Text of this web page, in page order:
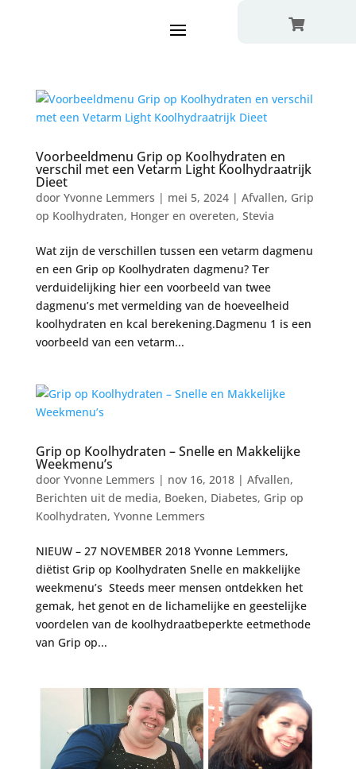

Voorbeeldmenu Grip op Koolhydraten en
verschil met een Vetarm Light Koolhydraatrijk
Dieet
door Yvonne Lemmers | mei 5, 2024| Afvallen, Grip
op Koolhydraten, Honger en overeten, Stevia
Wat zijn de verschillen tussen een vetarm dagmenu
en een Grip op Koolhydraten dagmenu? Ter
verduidelijking hier een voorbeeld van twee
dagmenu’s met vermelding van de hoeveelheid
koolhydraten en kcal berekening.Dagmenu 1 is een
voorbeeld van een vetarm...
Grip op Koolhydraten – Snelle en Makkelijke
Weekmenu’s
door Yvonne Lemmers | nov 16, 2018| Afvallen,
Berichten uit de media, Boeken, Diabetes, Grip op
Koolhydraten, Yvonne Lemmers
NIEUW – 27 NOVEMBER 2018 Yvonne Lemmers,
diëtist Grip op Koolhydraten Snelle en makkelijke
weekmenu’s Steeds meer mensen ontdekken het
gemak, het genot en de lichamelijke en geestelijke
voordelen van de koolhydraatbeperkte eetmethode
van Grip op...